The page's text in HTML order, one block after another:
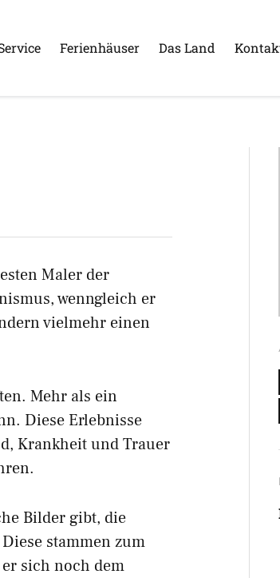
Ferienhäuser Das Land
Maler der
wenngleich er
vielmehr einen
Mehr als ein
Diese Erlebnisse
Krankheit und Trauer
Bilder gibt, die
stammen zum
sich noch dem